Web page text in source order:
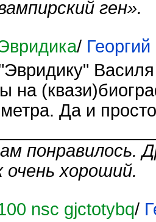
ген».
/
на
Да и
понравилось.
очень хороший.
nsc gjctotybq/